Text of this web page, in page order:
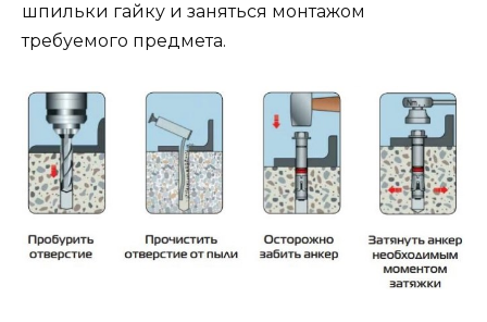
шпильки гайку и заняться монтажом
требуемого предмета.